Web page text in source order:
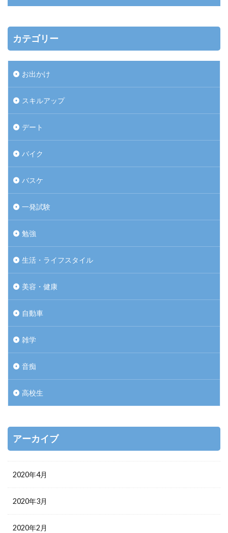
カテゴリー
お出かけ
スキルアップ
デート
バイク
バスケ
一発試験
勉強
生活・ライフスタイル
美容・健康
自動車
雑学
音痴
高校生
アーカイブ
2020年4月
2020年3月
2020年2月